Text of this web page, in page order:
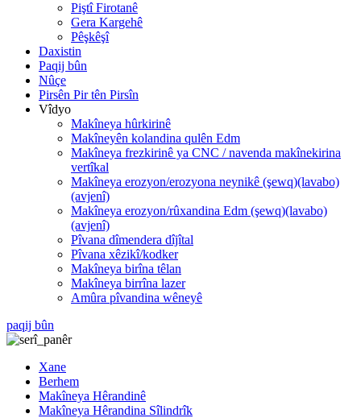
Piştî Firotanê
Gera Kargehê
Pêşkêşî
Daxistin
Paqij bûn
Nûçe
Pirsên Pir tên Pirsîn
Vîdyo
Makîneya hûrkirinê
Makîneyên kolandina qulên Edm
Makîneya frezkirinê ya CNC / navenda makînekirina
vertîkal
Makîneya erozyon/erozyona neynikê (şewq)(lavabo)
(avjenî)
Makîneya erozyon/rûxandina Edm (şewq)(lavabo)
(avjenî)
Pîvana dîmendera dîjîtal
Pîvana xêzikî/kodker
Makîneya birîna têlan
Makîneya birrîna lazer
Amûra pîvandina wêneyê
paqij bûn
Xane
Berhem
Makîneya Hêrandinê
Makîneya Hêrandina Sîlindrîk